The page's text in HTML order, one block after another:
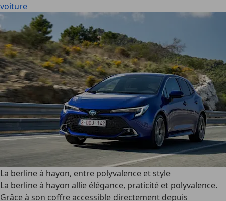
voiture
La berline à hayon, entre polyvalence et style
La berline à hayon allie élégance, praticité et polyvalence.
Grâce à son coffre accessible directement depuis